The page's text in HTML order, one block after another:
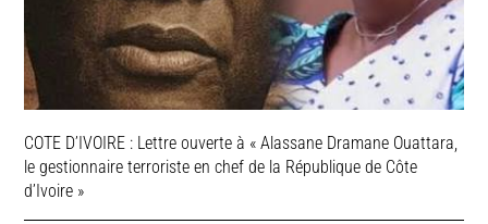
COTE D’IVOIRE : Lettre ouverte à « Alassane Dramane Ouattara,
le gestionnaire terroriste en chef de la République de Côte
d’Ivoire »